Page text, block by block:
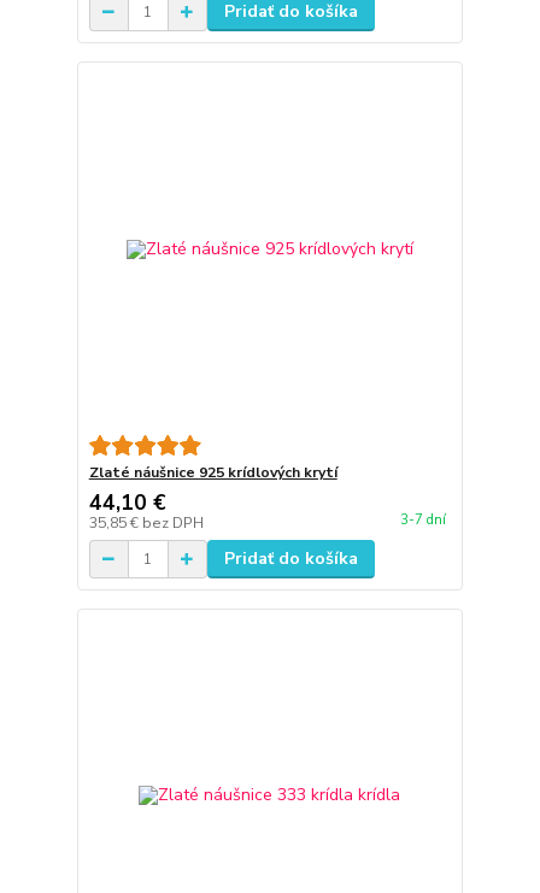
Pridať do košíka
Zlaté náušnice 925 krídlových krytí
44,10 €
35,85 € bez DPH 3-7 dní
Pridať do košíka